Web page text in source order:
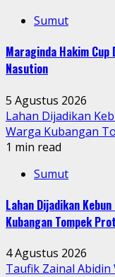
Sumut
Maraginda Hakim Cup
Nasution
5 Agustus 2026
Lahan Dijadikan
Warga Kubangan
1 min read
Sumut
Lahan Dijadikan
Kubangan Tompek
4 Agustus 2026
Taufik Zainal Abidin